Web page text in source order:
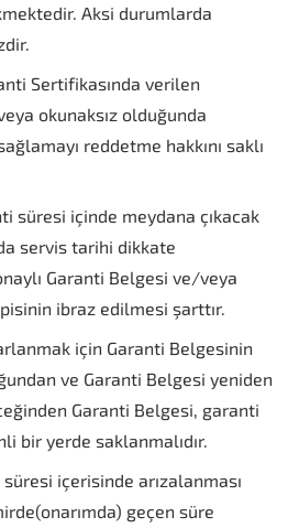
Aksi durumlarda
Sertifikasında verilen
okunaksız olduğunda
reddetme hakkını saklı
süresi içinde meydana çıkacak
servis tarihi dikkate
Garanti Belgesi ve/veya
ibraz edilmesi şarttır.
için Garanti Belgesinin
ve Garanti Belgesi yeniden
Garanti Belgesi, garanti
bir yerde saklanmalıdır.
içerisinde arızalanması
geçen süre